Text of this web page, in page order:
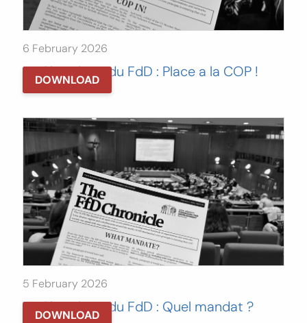
6 February 2026
La Chronique du FdD : Place a la COP !
DOWNLOAD
5 February 2026
La Chronique du FdD : Quel mandat ?
DOWNLOAD